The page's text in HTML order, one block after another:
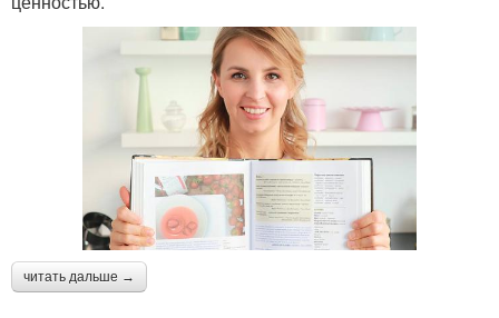
читать дальше →